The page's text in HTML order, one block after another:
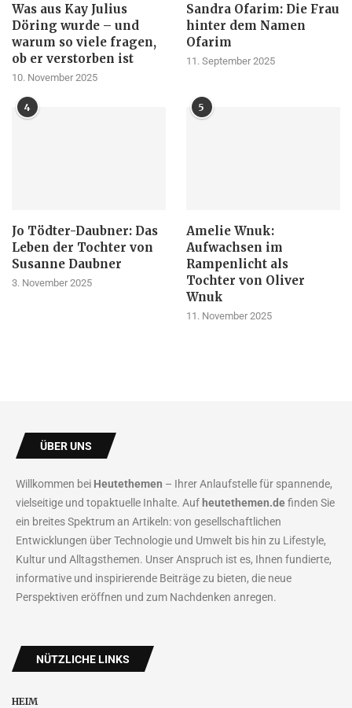
Was aus Kay Julius
Döring wurde – und
warum so viele fragen,
ob er verstorben ist
10. November 2025
Sandra Ofarim: Die Frau
hinter dem Namen
Ofarim
11. September 2025
4
Jo Tödter-Daubner: Das
Leben der Tochter von
Susanne Daubner
3. November 2025
5
Amelie Wnuk:
Aufwachsen im
Rampenlicht als
Tochter von Oliver
Wnuk
11. November 2025
ÜBER UNS
Willkommen bei Heutethemen – Ihrer Anlaufstelle für spannende,
vielseitige und topaktuelle Inhalte. Aufheutethemen.definden Sie
ein breites Spektrum an Artikeln: von gesellschaftlichen
Entwicklungen über Technologie und Umwelt bis hin zu Lifestyle,
Kultur und Alltagsthemen. Unser Anspruch ist es, Ihnen fundierte,
informative und inspirierende Beiträge zu bieten, die neue
Perspektiven eröffnen und zum Nachdenken anregen.
NÜTZLICHE LINKS
HEIM